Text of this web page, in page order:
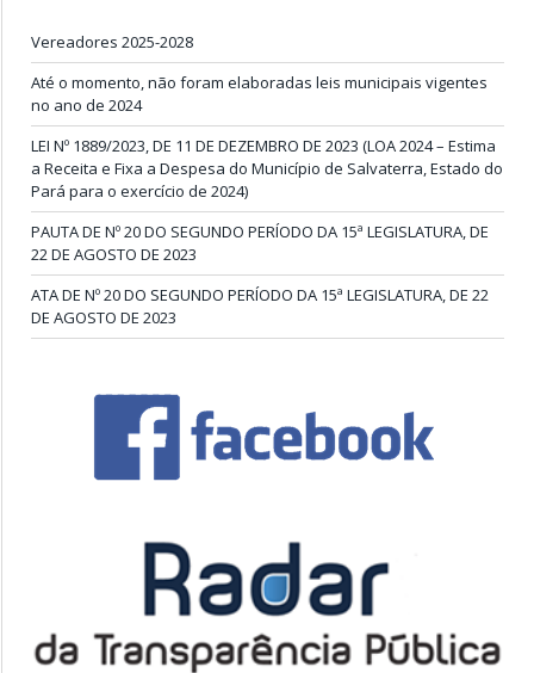
Vereadores 2025-2028
Até o momento, não foram elaboradas leis municipais vigentes
no ano de 2024
LEI Nº 1889/2023, DE 11 DE DEZEMBRO DE 2023 (LOA 2024 – Estima
a Receita e Fixa a Despesa do Município de Salvaterra, Estado do
Pará para o exercício de 2024)
PAUTA DE Nº 20 DO SEGUNDO PERÍODO DA 15ª LEGISLATURA, DE
22 DE AGOSTO DE 2023
ATA DE Nº 20 DO SEGUNDO PERÍODO DA 15ª LEGISLATURA, DE 22
DE AGOSTO DE 2023